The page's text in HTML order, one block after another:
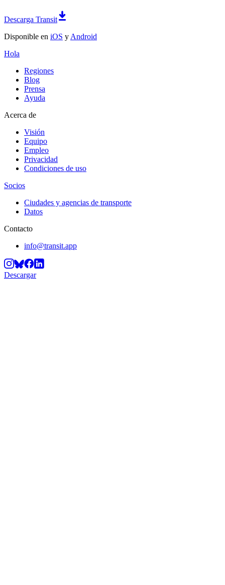
Descarga Transit
Disponible en iOS y Android
Hola
Regiones
Blog
Prensa
Ayuda
Acerca de
Visión
Equipo
Empleo
Privacidad
Condiciones de uso
Socios
Ciudades y agencias de transporte
Datos
Contacto
info@transit.app
Descargar